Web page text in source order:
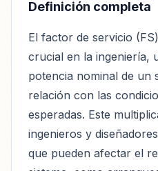
Definición completa
El factor de servicio
crucial en la ingeniería,
potencia nominal de un
relación con las
esperadas. Este
ingenieros y
que pueden afectar el